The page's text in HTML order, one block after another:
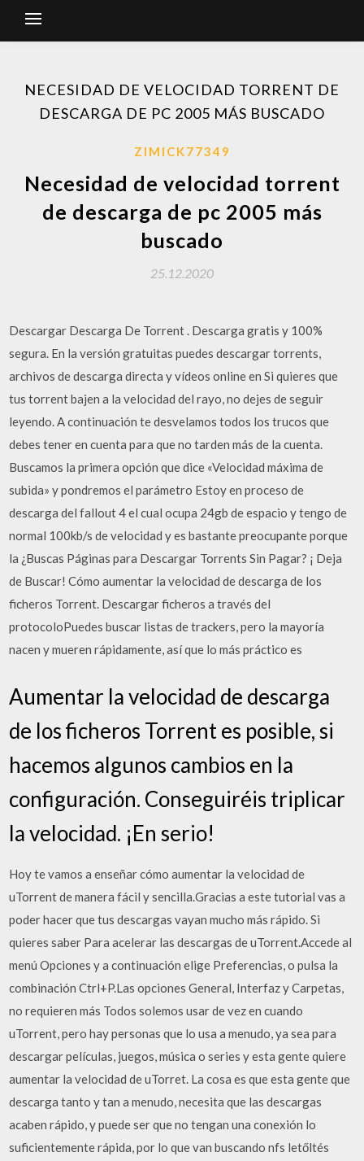
NECESIDAD DE VELOCIDAD TORRENT DE
DESCARGA DE PC 2005 MÁS BUSCADO
ZIMICK77349
Necesidad de velocidad torrent
de descarga de pc 2005 más
buscado
25.12.2020
Descargar Descarga De Torrent . Descarga gratis y 100%
segura. En la versión gratuitas puedes descargar torrents,
archivos de descarga directa y vídeos online en Si quieres que
tus torrent bajen a la velocidad del rayo, no dejes de seguir
leyendo. A continuación te desvelamos todos los trucos que
debes tener en cuenta para que no tarden más de la cuenta.
Buscamos la primera opción que dice «Velocidad máxima de
subida» y pondremos el parámetro Estoy en proceso de
descarga del fallout 4 el cual ocupa 24gb de espacio y tengo de
normal 100kb/s de velocidad y es bastante preocupante porque
la ¿Buscas Páginas para Descargar Torrents Sin Pagar? ¡ Deja
de Buscar! Cómo aumentar la velocidad de descarga de los
ficheros Torrent. Descargar ficheros a través del
protocoloPuedes buscar listas de trackers, pero la mayoría
nacen y mueren rápidamente, así que lo más práctico es
Aumentar la velocidad de descarga
de los ficheros Torrent es posible, si
hacemos algunos cambios en la
configuración. Conseguiréis triplicar
la velocidad. ¡En serio!
Hoy te vamos a enseñar cómo aumentar la velocidad de
uTorrent de manera fácil y sencilla.Gracias a este tutorial vas a
poder hacer que tus descargas vayan mucho más rápido. Si
quieres saber Para acelerar las descargas de uTorrent.Accede al
menú Opciones y a continuación elige Preferencias, o pulsa la
combinación Ctrl+P.Las opciones General, Interfaz y Carpetas,
no requieren más Todos solemos usar de vez en cuando
uTorrent, pero hay personas que lo usa a menudo, ya sea para
descargar películas, juegos, música o series y esta gente quiere
aumentar la velocidad de uTorret. La cosa es que esta gente que
descarga tanto y tan a menudo, necesita que las descargas
acaben rápido, y puede ser que no tengan una conexión lo
suficientemente rápida, por lo que van buscando nfs letőltés